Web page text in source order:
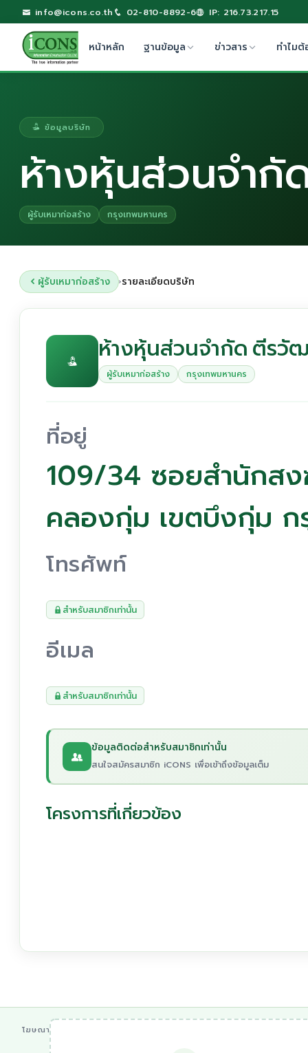
info@icons.co.th 02-810-8892-6 IP: 216.73.217.15
หน้าหลัก ฐานข้อมูล ข่าวสาร ทำไมต้
ข้อมูลบริษัท
ห้างหุ้นส่วนจำ
ผู้รับเหมาก่อสร้าง กรุงเทพมหานคร
ผู้รับเหมาก่อสร้าง ›รายละเอียดบริษัท
ห้างหุ้นส่วนจำกัด ตีรวั
ผู้รับเหมาก่อสร้าง กรุงเทพมหานคร
ที่อยู่
109/34 ซอยสำนักส
คลองกุ่ม เขตบึงกุ่ม
โทรศัพท์
สำหรับสมาชิกเท่านั้น
อีเมล
สำหรับสมาชิกเท่านั้น
ข้อมูลติดต่อสำหรับสมาชิกเท่านั้น
สนใจสมัครสมาชิก iCONS เพื่อเข้าถึงข้อมูลเต็ม
โครงการที่เกี่ยวข้อง
โฆษณา